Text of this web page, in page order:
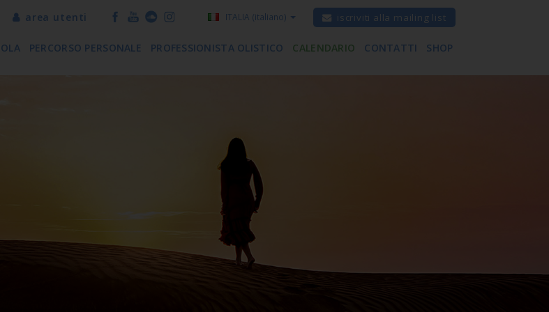
iscriviti alla mailing list
ITALIA (italiano)
area utenti
PERCORSO PERSONALE PROFESSIONISTA OLISTICO CALENDARIO CONTATTI SHOP